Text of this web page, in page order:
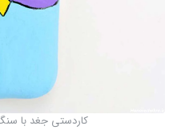
کاردستی جغد با